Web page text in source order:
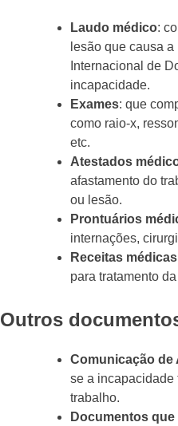
Laudo médico:
lesão que causa
Internacional de
incapacidade.
Exames: que
como raio-x,
etc.
Atestados
afastamento do
ou lesão.
Prontuários
internações,
Receitas médicas
para tratamento
Outros
Comunicação de
se a incapacidade
trabalho.
Documentos